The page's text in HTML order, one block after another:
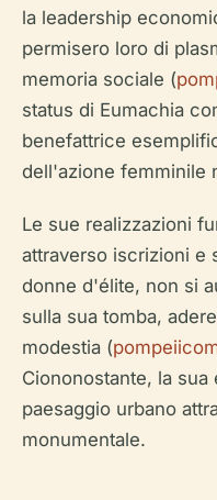
la leadership
permisero loro di
memoria sociale (
status di Eumachia
benefattrice
dell'azione femminile
Le sue realizzazioni
attraverso iscrizioni e
donne d'élite, non si
sulla sua tomba,
modestia (
Ciononostante, la
paesaggio urbano
monumentale.